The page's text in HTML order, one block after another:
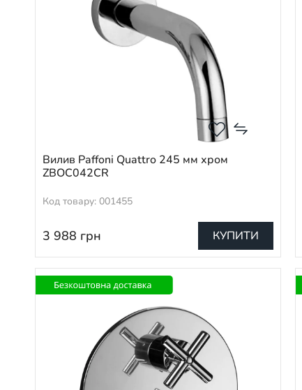
Вилив Paffoni Quattro 245 мм хром
ZBOC042CR
Код товару: 001455
3 988 грн КУПИТИ